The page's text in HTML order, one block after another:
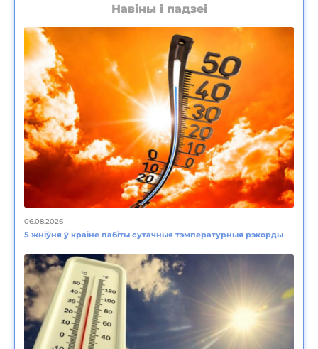
Навіны і падзеі
06.08.2026
5 жніўня ў краіне пабіты сутачныя тэмпературныя рэкорды